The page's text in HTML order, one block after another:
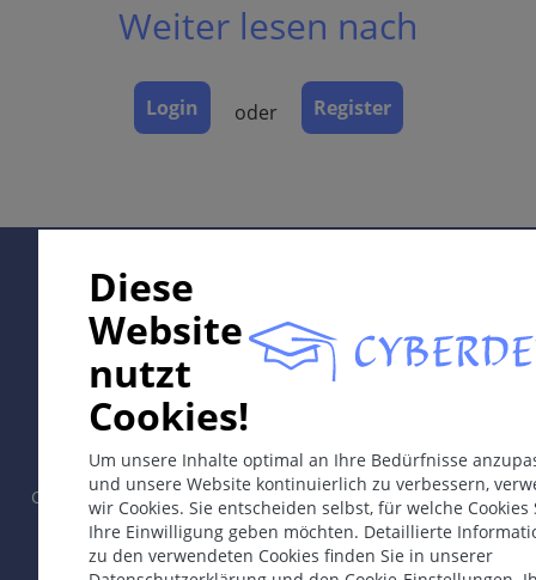
Klassifikation
Dermatopathologie
Synonyme
Atopisches Ekzem, Endogenes Ekzem,
Neurodermatitis, Neurodermitis, Neurodermitis
disseminata, Prurigo diathesique (Besnier),
Neurodermatitis constitutionalis, Spätexsudatives
Ekzematid Rost
Weiter lesen nach
Login oder Register
Diese
Website
nutzt
Cookies!
Um unsere Inhalte optimal an Ihre Bedürfnisse
und unsere Website kontinuierlich zu verbessern,
wir Cookies. Sie entscheiden selbst, für welche Cookies
Ihre Einwilligung geben möchten. Detaillierte
zu den verwendeten Cookies finden Sie in unserer
In collaboration with Erasmus+ hEduLearnIt editorial
group
Copyright © 2003-2026 by CYBERDERM Redaktionsgruppe -
Gründungsredakteur Guenter Burg, M.D. - Konzept und
Koordination durch Vahid Djamei, Zürich.
All rights reserved.